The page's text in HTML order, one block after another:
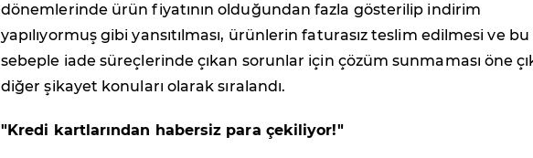
dönemlerinde ürün fiyatının olduğundan fazla gösterilip indirim
yapılıyormuş gibi yansıtılması, ürünlerin faturasız teslim edilmesi ve bu
sebeple iade süreçlerinde çıkan sorunlar için çözüm sunmaması öne
diğer şikayet konuları olarak sıralandı.
"Kredi kartlarından habersiz para çekiliyor!"